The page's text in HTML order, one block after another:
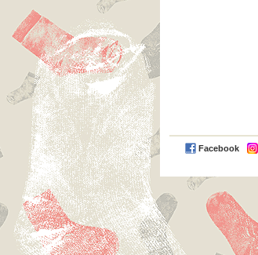
Facebook